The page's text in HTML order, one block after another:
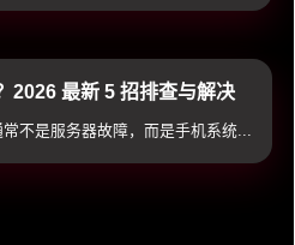
2026 最新 5 招排查与解决
不是服务器故障，而是手机系统...